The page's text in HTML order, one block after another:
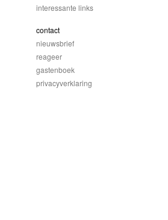
interessante links
contact
nieuwsbrief
reageer
gastenboek
privacyverklaring